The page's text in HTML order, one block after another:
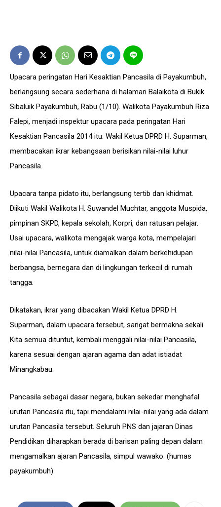
Upacara peringatan Hari Kesaktian Pancasila di Payakumbuh,
berlangsung secara sederhana di halaman Balaikota di Bukik
Sibaluik Payakumbuh, Rabu (1/10). Walikota Payakumbuh Riza
Falepi, menjadi inspektur upacara pada peringatan Hari
Kesaktian Pancasila 2014 itu. Wakil Ketua DPRD H. Suparman,
membacakan ikrar kebangsaan berisikan nilai-nilai luhur
Pancasila.
Upacara tanpa pidato itu, berlangsung tertib dan khidmat.
Diikuti Wakil Walikota H. Suwandel Muchtar, anggota Muspida,
pimpinan SKPD, kepala sekolah, Korpri, dan ratusan pelajar.
Usai upacara, walikota mengajak warga kota, mempelajari
nilai-nilai Pancasila, untuk diamalkan dalam berkehidupan
berbangsa, bernegara dan di lingkungan terkecil di rumah
tangga.
Dikatakan, ikrar yang dibacakan Wakil Ketua DPRD H.
Suparman, dalam upacara tersebut, sangat bermakna sekali.
Kita semua dituntut, kembali menggali nilai-nilai Pancasila,
karena sesuai dengan ajaran agama dan adat istiadat
Minangkabau.
Pancasila sebagai dasar negara, bukan sekedar menghafal
urutan Pancasila itu, tapi mendalami nilai-nilai yang ada dalam
urutan Pancasila tersebut. Seluruh PNS dan jajaran Dinas
Pendidikan diharapkan berada di barisan paling depan dalam
mengamalkan ajaran Pancasila, simpul wawako. (humas
payakumbuh)